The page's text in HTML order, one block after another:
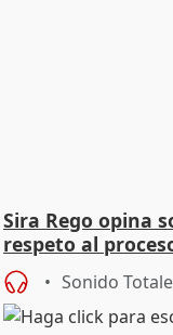
Sira Rego opina
respeto al
Sonido